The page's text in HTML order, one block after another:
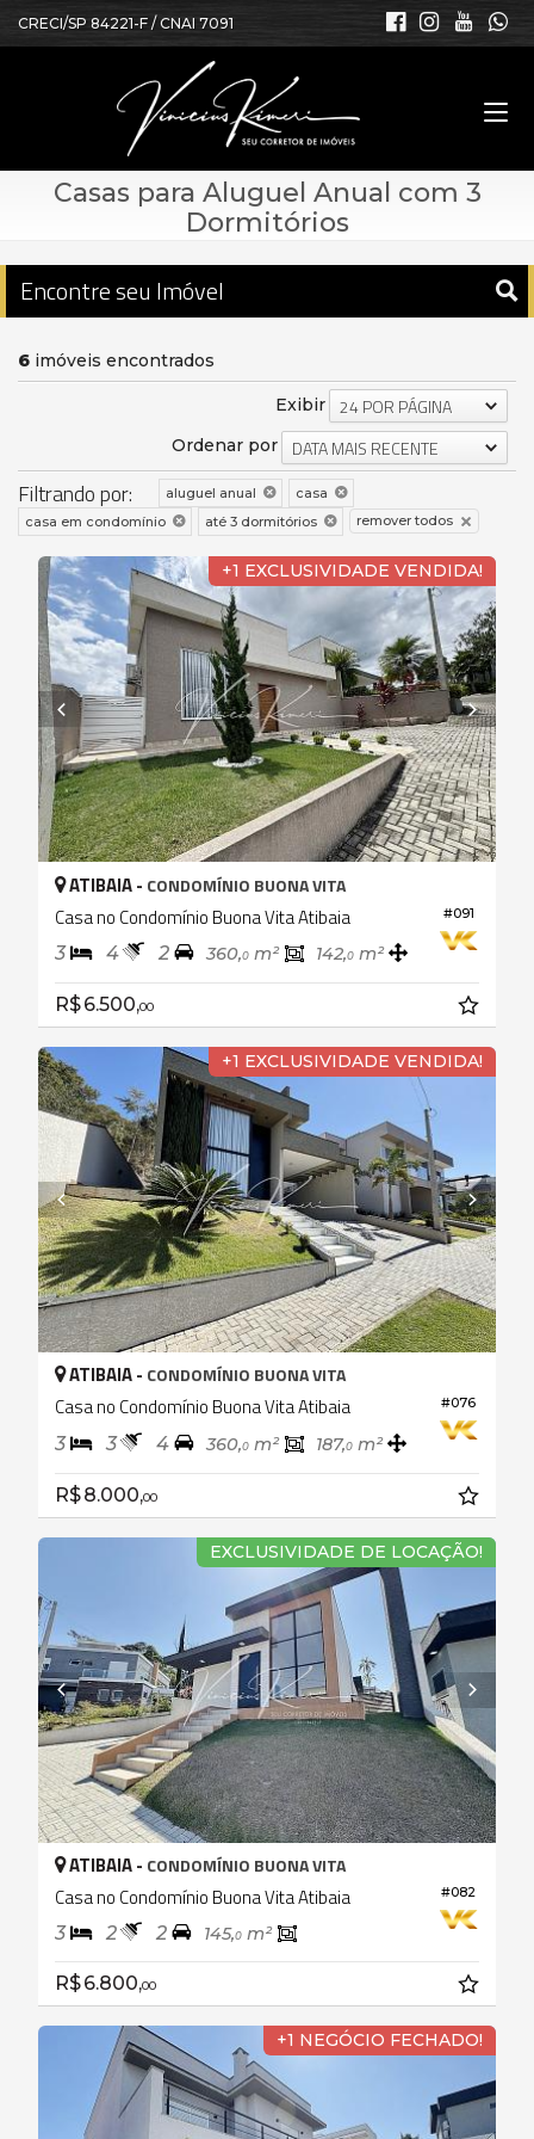
CRECI/SP 84221-F / CNAI 7091
Casas para Aluguel Anual com 3
Dormitórios
Encontre seu Imóvel
6 imóveis encontrados
Exibir 24 POR PÁGINA
Ordenar por DATA MAIS RECENTE
Filtrando por: aluguel anual
casa
casa em condomínio
até 3 dormitórios remover todos
+1 EXCLUSIVIDADE VENDIDA!
#091
ATIBAIA - CONDOMÍNIO BUONA VITA
Casa no Condomínio Buona Vita Atibaia
3 4 2 360,0 m² 142,0 m²
R$ 6.500,00
+1 EXCLUSIVIDADE VENDIDA!
#076
ATIBAIA - CONDOMÍNIO BUONA VITA
Casa no Condomínio Buona Vita Atibaia
3 3 4 360,0 m² 187,0 m²
R$ 8.000,00
EXCLUSIVIDADE DE LOCAÇÃO!
#082
ATIBAIA - CONDOMÍNIO BUONA VITA
Casa no Condomínio Buona Vita Atibaia
3 2 2 145,0 m²
R$ 6.800,00
+1 NEGÓCIO FECHADO!